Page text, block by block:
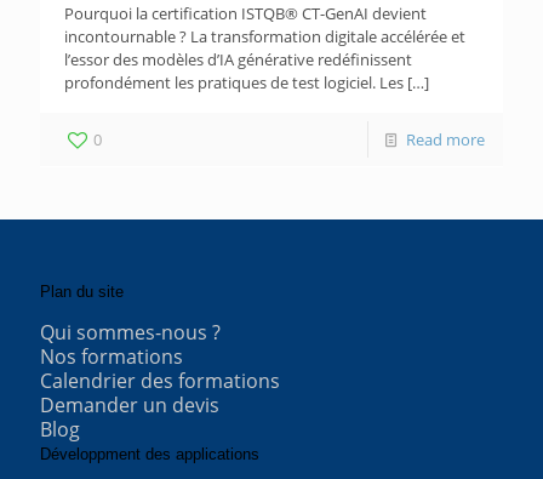
Pourquoi la certification ISTQB® CT-GenAI devient
incontournable ? La transformation digitale accélérée et
l’essor des modèles d’IA générative redéfinissent
profondément les pratiques de test logiciel. Les […]
0 Read more
Plan du site
Qui sommes-nous ?
Nos formations
Calendrier des formations
Demander un devis
Blog
Développment des applications